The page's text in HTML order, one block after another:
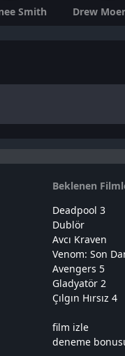
Smith Drew
Beklenen
Deadpool 3
Dublör
Avcı Kraven
Venom: Son
Avengers 5
Gladyatör 2
Çılgın Hırsız 4
film izle
deneme